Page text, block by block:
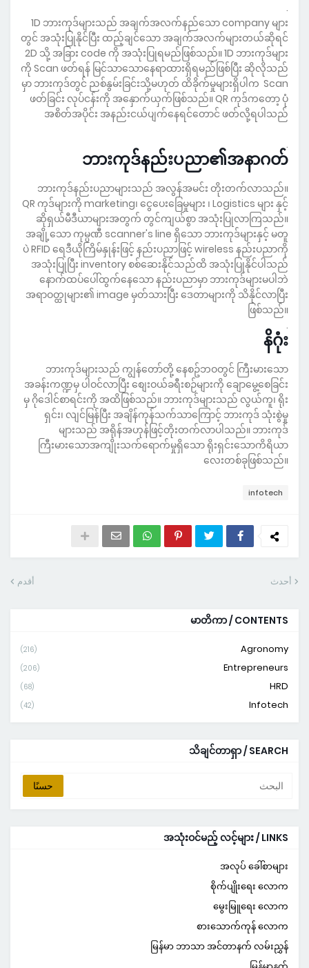
.
1D ဘားကုဒ်များသည် အချက်အလက်နည်သော company များ
တွင် အသုံးပြုနိုင်ပြီး ထည့်ချင်သော အချက်အလက်များတယ်ဆိုရင်
2D သို့ အခြား code ကို အသုံးပြုရမည်ဖြစ်သည်။ 1D ဘားကုဒ်များ
ကို Scan ဖတ်ရန် မြင်သာသောနေရာထားရှိရမည်ဖြစ်ပြီး ဆိုလိုသည်
မှာ ဘားကုဒ်တွင် ညစ်နွမ်းခြင်းသို့မဟုတ် ထိခိုက်မှုများရှိပါက Scan
ဖတ်ခြင်း လုပ်ငန်းကို အနှောက်ယှက်ဖြစ်သည်။ QR ကုဒ်ကတော့ ပုံ
အစိတ်အပိုင်း အနည်းငယ်ပျက်နေရင်တောင် ဖတ်လို့ရပါသည်
.
ဘားကုဒ်နည်းပညာ၏အနာဂတ်
ဘားကုဒ်နည်းပညာများသည် အလွန်အမင်း တိုးတက်လာသည်။
QR ကုဒ်များကို marketing၊ ငွေပေးခြေမှုများ ၊ Logistics များ နှင့်
ဆိုရှယ်မီဒီယာများအတွက် တွင်ကျယ်စွာ အသုံးပြုလာကြသည်။
အချို့သော ကုမ္ပဏီ scanner's line ရှိသော ဘားကုဒ်များနှင့် မတူ
ပဲ RFID ရေဒီယိုကြိမ်နှုန်းဖြင့် နည်းပညာဖြင့် wireless နည်းပညာကို
အသုံးပြုပြီး inventory စစ်ဆေးနိုင်သည်ထိ အသုံးပြုနိုင်ပါသည်
နောက်ထပ်ပေါ်ထွက်နေသော နည်းပညာမှာ ဘားကုဒ်များမပါဘဲ
အရာဝတ္ထုများ၏ image မှတ်သားပြီး ‌ဒေတာများကို သိနိုင်လာပြီး
ဖြစ်သည်။
.
နိဂုံး
ဘားကုဒ်များသည် ကျွန်တော်တို့ နေစဥ်ဘဝတွင် ကြီးမားသော
အခန်းကဏ္ဍမှ ပါဝင်လာပြီး စျေးဝယ်ခရီးစဉ်များကို ချောမွေ့စေခြင်း
မှ ဂိုဒေါင်စာရင်းကို အထိဖြစ်သည်။ ဘားကုဒ်များသည် လွယ်ကူ၊ ရိုး
ရှင်း၊ လျင်မြန်ပြီး အချိန်ကုန်သက်သာကြောင့် ဘားကုဒ် သုံးစွဲမှု
များသည် အရိုန်အဟုန်ဖြင့်တိုးတက်လာပါသည်။ ဘားကုဒ်
ကြီးမားသောအကျိုးသက်ရောက်မှုရှိသော ရိုးရှင်းသောကိရိယာ
လေးတစ်ခုဖြစ်သည်။
infotech
أحدث أقدم
မာတိကာ / CONTENTS
Agronomy
(216)
Entrepreneurs
(206)
HRD
(68)
Infotech
(42)
သိချင်တာရှာ / SEARCH
အသုံးဝင်မည့် လင့်များ / LINKS
အလုပ် ခေါ်စာများ
စိုက်ပျိုးရေး လောက
မွေးမြူရေး လောက
စားသောက်ကုန် လောက
မြန်မာ ဘာသာ အင်တာနက် လမ်းညွှန်